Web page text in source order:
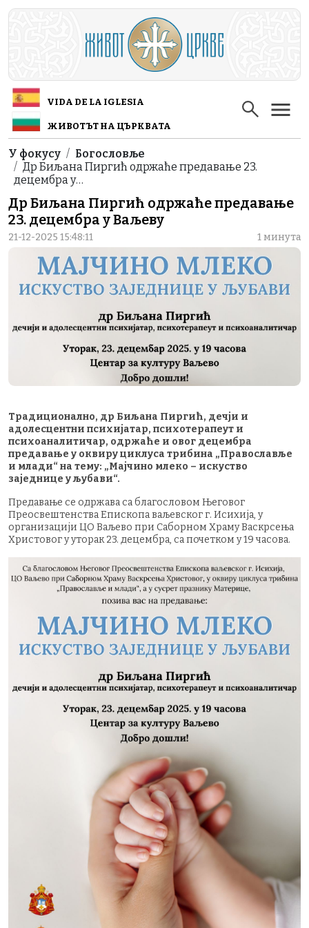
Skip to main content
VIDA DE LA IGLESIA
ЖИВОТЪТ НА ЦЪРКВАТА
Breadcrumb
У фокусу
Богословље
Др Биљана Пиргић одржаће предавање 23.
децембра у…
Др Биљана Пиргић одржаће предавање
23. децембра у Ваљеву
21-12-2025 15:48:11 1 минута
Традиционално, др Биљана Пиргић, дечји и
адолесцентни психијатар, психотерапеут и
психоаналитичар, одржаће и овог децембра
предавање у оквиру циклуса трибина „Православље
и млади“ на тему: „Мајчино млеко – искуство
заједнице у љубави“.
Предавање се одржава са благословом Његовог
Преосвештенства Епископа ваљевског г. Исихија, у
организацији ЦО Ваљево при Саборном Храму Васкрсења
Христовог у уторак 23. децембра, са почетком у 19 часова.